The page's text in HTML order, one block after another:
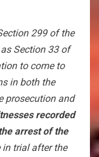
299 of the
Section 33 of
to come to
in both the
prosecution and
recorded
arrest of the
trial after the